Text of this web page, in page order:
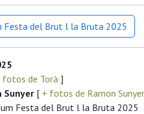
Festa del Brut l la Bruta 2025
fotos de Torà ]
Sunyer [ + fotos de Ramon
Festa del Brut l la Bruta 2025